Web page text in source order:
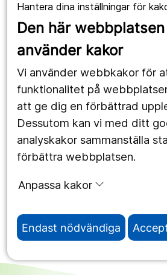
Hantera dina inställningar för
Den här webbplatsen
använder kakor
Vi använder webbkakor för
funktionalitet på
att ge dig en förbättrad
Dessutom kan vi med ditt
analyskakor sammanställa
förbättra webbplatsen.
Anpassa kakor
Endast nödvändiga
Våra webbplatser
1177.se
Region Örebro län
Följ oss
Facebook